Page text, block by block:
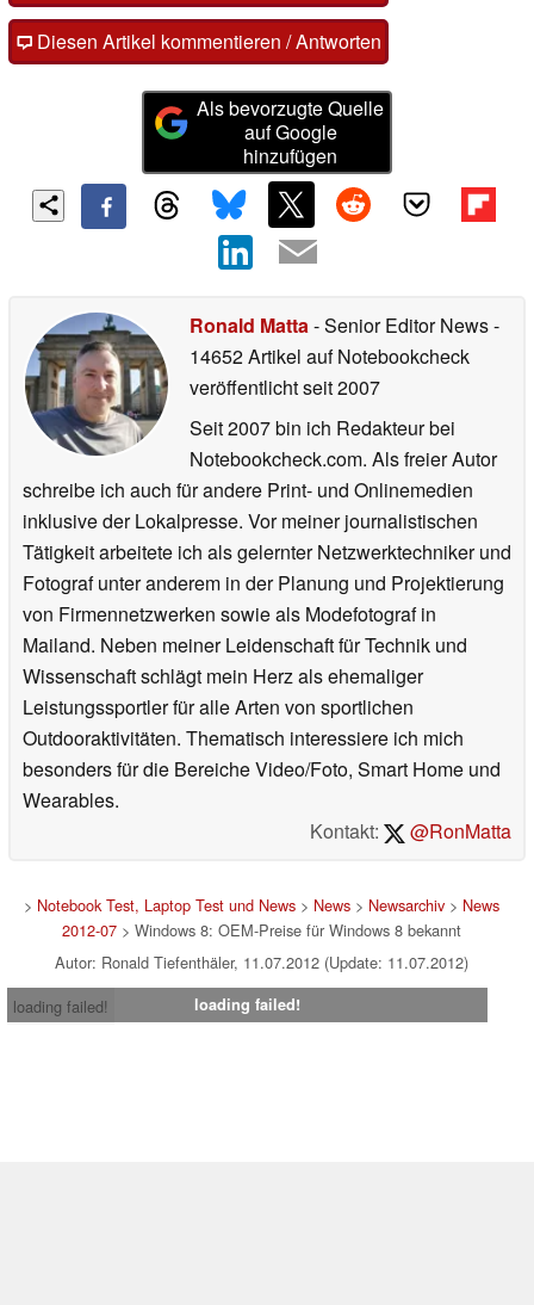
Diesen Artikel kommentieren / Antworten
Als bevorzugte Quelle
auf Google
hinzufügen
Ronald Matta- Senior Editor News-
14652 Artikel auf Notebookcheck
veröffentlichtseit 2007
Seit 2007 bin ich Redakteur bei
Notebookcheck.com. Als freier Autor
schreibe ich auch für andere Print- und Onlinemedien
inklusive der Lokalpresse. Vor meiner journalistischen
Tätigkeit arbeitete ich als gelernter Netzwerktechniker und
Fotograf unter anderem in der Planung und Projektierung
von Firmennetzwerken sowie als Modefotograf in
Mailand. Neben meiner Leidenschaft für Technik und
Wissenschaft schlägt mein Herz als ehemaliger
Leistungssportler für alle Arten von sportlichen
Outdooraktivitäten. Thematisch interessiere ich mich
besonders für die Bereiche Video/Foto, Smart Home und
Wearables.
Kontakt:
@RonMatta
> Notebook Test, Laptop Test und News> News> Newsarchiv> News
2012-07> Windows 8: OEM-Preise für Windows 8 bekannt
Autor: Ronald Tiefenthäler, 11.07.2012 (Update: 11.07.2012)
loading failed!
loading failed!